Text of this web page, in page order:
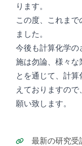
ります。
この度、これま
ました。
今後も計算化学の
施は勿論、様々な
とを通じて、計
えておりますの
願い致します。
最新の研究受